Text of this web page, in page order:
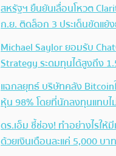
สหรัฐฯ ยืนยันเลื่อนโหวต
ก.ย. ติดล็อก 3 ประเด็นขัดแย้
Michael Saylor ยอมรับ
Strategy ระดมทุนได้สูงถึง
แฉกลยุทธ์ บริษัทคลัง Bitcoin
หุ้น 98% โดยที่นักลงทุนแทบไ
ดร.เอ็ม ชี้ช่อง! ทำอย่างไรให้
ด้วยเงินเดือนละแค่ 5,000 บาท